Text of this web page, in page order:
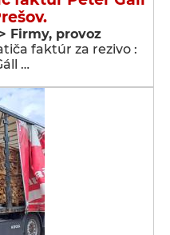
Firmy, provoz
faktúr za rezivo :
…